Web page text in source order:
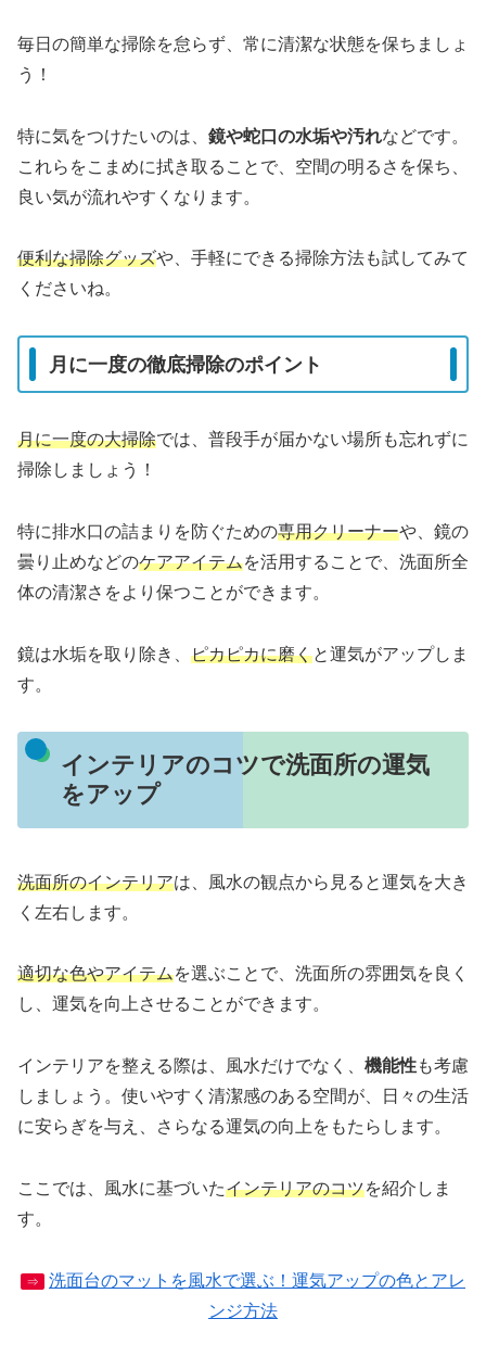
毎日の簡単な掃除を怠らず、常に清潔な状態を保ちましょ
う！
特に気をつけたいのは、 鏡や蛇口の水垢や汚れなどです。
これらをこまめに拭き取ることで、空間の明るさを保ち、
良い気が流れやすくなります。
便利な掃除グッズや、手軽にできる掃除方法も試してみて
くださいね。
月に一度の徹底掃除のポイント
月に一度の大掃除では、普段手が届かない場所も忘れずに
掃除しましょう！
特に排水口の詰まりを防ぐための専用クリーナーや、鏡の
曇り止めなどのケアアイテムを活用することで、洗面所全
体の清潔さをより保つことができます。
鏡は水垢を取り除き、 ピカピカに磨くと運気がアップしま
す。
インテリアのコツで洗面所の運気
をアップ
洗面所のインテリアは、風水の観点から見ると運気を大き
く左右します。
適切な色やアイテムを選ぶことで、洗面所の雰囲気を良く
し、運気を向上させることができます。
インテリアを整える際は、風水だけでなく、 機能性も考慮
しましょう。使いやすく清潔感のある空間が、日々の生活
に安らぎを与え、さらなる運気の向上をもたらします。
ここでは、風水に基づいたインテリアのコツを紹介しま
す。
⇒
洗面台のマットを風水で選ぶ！運気アップの色とアレ
ンジ方法